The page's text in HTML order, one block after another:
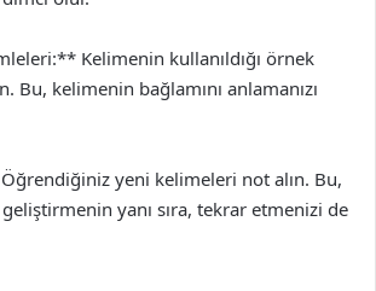
Kelimenin kullanıldığı örnek
Bu, kelimenin bağlamını anlamanızı
yeni kelimeleri not alın. Bu,
yanı sıra, tekrar etmenizi de